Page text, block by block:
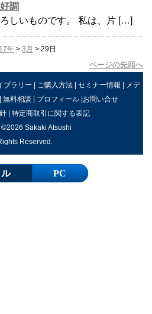
調
しいものです。 私は、片 […]
年 > 3月 > 29日
ページの先頭へ
ブラリー | ご購入方法 | セミナー情報 | メデ
| 無料相談 | プロフィール|お問い合せ
| 特定商取引に関する表記
Sakaki Atsushi
Reserved.
PC